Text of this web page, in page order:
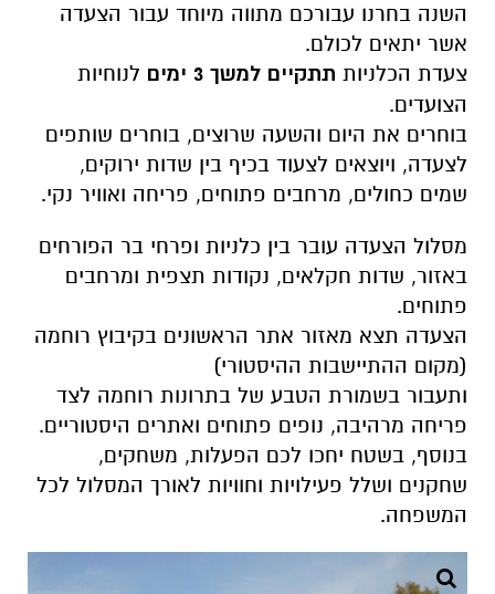
השנה בחרנו עבורכם מתווה מיוחד עבור הצעדה
אשר יתאים לכולם.
צעדת הכלניות תתקיים למשך 3 ימים
לנוחיות
הצועדים.
בוחרים את היום והשעה שרוצים, בוחרים שותפים
לצעדה, ויוצאים לצעוד בכיף בין שדות ירוקים,
שמים כחולים, מרחבים פתוחים, פריחה ואוויר נקי.
מסלול הצעדה עובר בין כלניות ופרחי בר הפורחים
באזור, שדות חקלאים, נקודות תצפית ומרחבים
פתוחים.
הצעדה תצא מאזור אתר הראשונים בקיבוץ רוחמה
(מקום ההתיישבות ההיסטורי)
ותעבור בשמורת הטבע של בתרונות רוחמה לצד
פריחה מרהיבה, נופים פתוחים ואתרים היסטוריים.
בנוסף, בשטח יחכו לכם הפעלות, משחקים,
שחקנים ושלל פעילויות וחוויות לאורך המסלול לכל
המשפחה.